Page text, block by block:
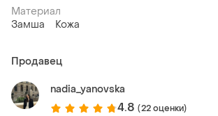
Материал
Замша
Кожа
Продавец
nadia_yanovska
4.8 (22 оценки)